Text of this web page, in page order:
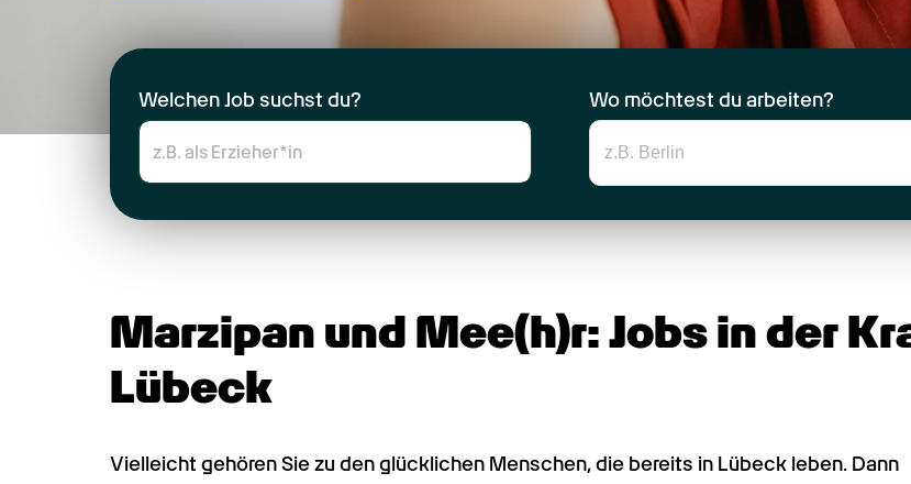
Welchen Job suchst du? Wo möchtest du arbeiten?
Marzipan und Mee(h)r: Jobs in der
Lübeck
Vielleicht gehören Sie zu den glücklichen Menschen, die bereits in Lübeck leben. Dann